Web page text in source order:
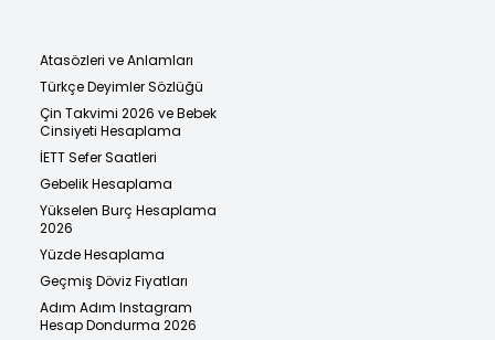
Atasözleri ve Anlamları
Türkçe Deyimler Sözlüğü
Çin Takvimi 2026 ve Bebek
Cinsiyeti Hesaplama
İETT Sefer Saatleri
Gebelik Hesaplama
Yükselen Burç Hesaplama
2026
Yüzde Hesaplama
Geçmiş Döviz Fiyatları
Adım Adım Instagram
Hesap Dondurma 2026